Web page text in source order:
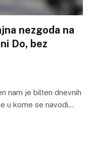
nezgoda na
Do, bez
nam je bilten dnevnih
u kome se navodi…